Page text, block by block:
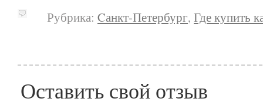
Рубрика: Cанкт-Петербург, Где купить
Оставить свой отзыв